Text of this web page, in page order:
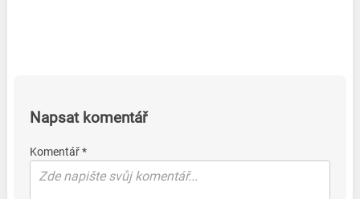
Napsat komentář
Komentář *